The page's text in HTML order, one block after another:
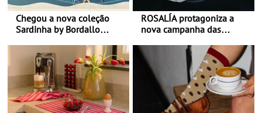
Chegou a nova coleção
Sardinha by Bordallo
ROSALÍA protagoniza a
nova campanha das
Balance